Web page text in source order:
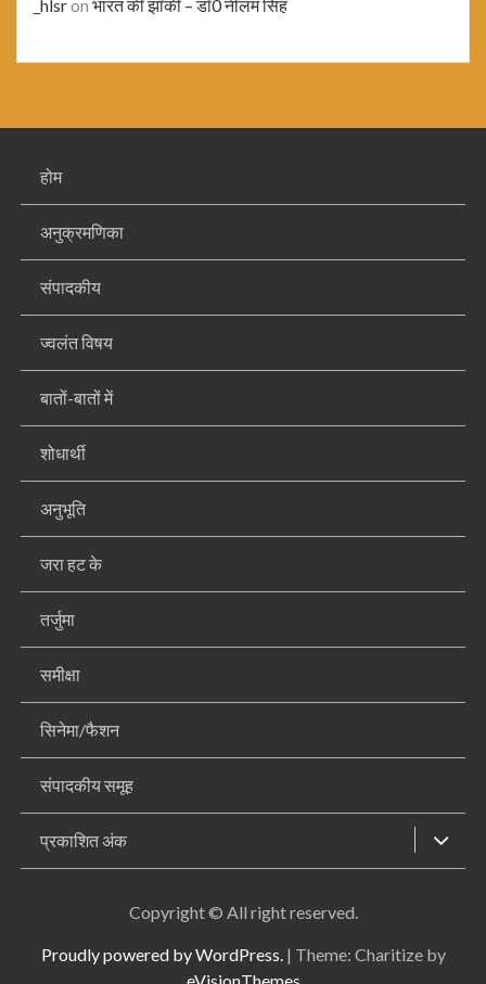
_hlsron भारत की झाँकी – डॉ0 नीलम सिंह
होम
अनुक्रमणिका
संपादकीय
ज्वलंत विषय
बातों-बातों में
शोधार्थी
अनुभूति
जरा हट के
तर्जुमा
समीक्षा
सिनेमा/फैशन
संपादकीय समूह
प्रकाशित अंक
Copyright © All right reserved.
Proudly powered by WordPress. | Theme: Charitize by